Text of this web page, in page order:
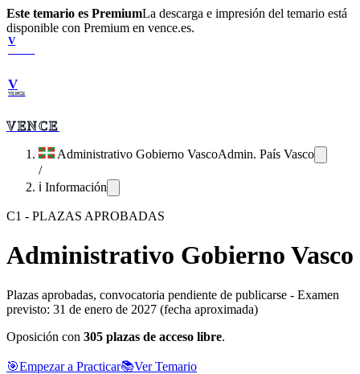
Este temario es PremiumLa descarga e impresión del temario está
disponible con Premium en vence.es.
V
V
VENCE
VENCE
Administrativo Gobierno VascoAdmin. País Vasco
/
ℹ️ Información
C1 - PLAZAS APROBADAS
Administrativo Gobierno Vasco
Plazas aprobadas, convocatoria pendiente de publicarse - Examen
previsto: 31 de enero de 2027 (fecha aproximada)
Oposición con 305 plazas de acceso libre.
🎯Empezar a Practicar📚Ver Temario